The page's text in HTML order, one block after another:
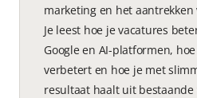
marketing en het
Je leest hoe je vacatures
Google en AI-platformen,
verbetert en hoe je met
resultaat haalt uit bestaande